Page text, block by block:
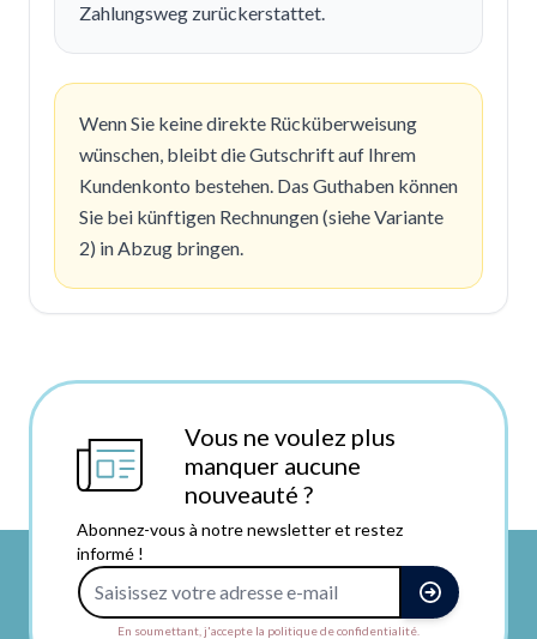
Zahlungsweg zurückerstattet.
Wenn Sie keine direkte Rücküberweisung
wünschen, bleibt die Gutschrift auf Ihrem
Kundenkonto bestehen. Das Guthaben können
Sie bei künftigen Rechnungen (siehe Variante
2) in Abzug bringen.
Vous ne voulez plus
manquer aucune
nouveauté ?
Abonnez-vous à notre newsletter et restez
informé !
En soumettant, j'accepte la politique de confidentialité.